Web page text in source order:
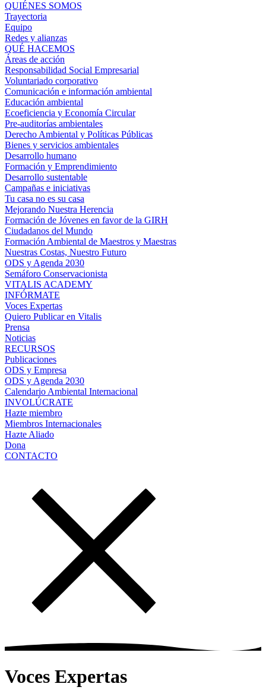
QUIÉNES SOMOS
Trayectoria
Equipo
Redes y alianzas
QUÉ HACEMOS
Áreas de acción
Responsabilidad Social Empresarial
Voluntariado corporativo
Comunicación e información ambiental
Educación ambiental
Ecoeficiencia y Economía Circular
Pre-auditorías ambientales
Derecho Ambiental y Políticas Públicas
Bienes y servicios ambientales
Desarrollo humano
Formación y Emprendimiento
Desarrollo sustentable
Campañas e iniciativas
Tu casa no es su casa
Mejorando Nuestra Herencia
Formación de Jóvenes en favor de la GIRH
Ciudadanos del Mundo
Formación Ambiental de Maestros y Maestras
Nuestras Costas, Nuestro Futuro
ODS y Agenda 2030
Semáforo Conservacionista
VITALIS ACADEMY
INFÓRMATE
Voces Expertas
Quiero Publicar en Vitalis
Prensa
Noticias
RECURSOS
Publicaciones
ODS y Empresa
ODS y Agenda 2030
Calendario Ambiental Internacional
INVOLÚCRATE
Hazte miembro
Miembros Internacionales
Hazte Aliado
Dona
CONTACTO
Voces Expertas